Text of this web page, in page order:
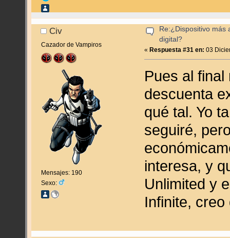
Civ
Cazador de Vampiros
Mensajes: 190
Sexo:
Re:¿Dispositivo más
digital?
«Respuesta #31 en: 03
Pues al
descuenta
qué tal. Yo
seguiré,
interesa, y
Unlimited y
Infinite,